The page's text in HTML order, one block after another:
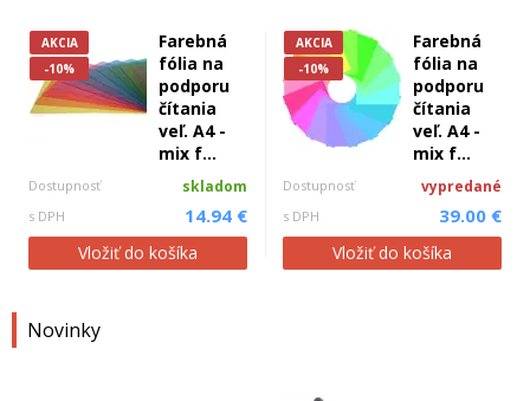
AKCIA
-10%
Farebná
fólia na
podporu
čítania
veľ. A4 -
mix f...
Dostupnosť skladom
s DPH 14.94 €
Vložiť do košíka
AKCIA
-10%
Farebná
fólia na
podporu
čítania
veľ. A4 -
mix f...
Dostupnosť vypredané
s DPH 39.00 €
Vložiť do košíka
Novinky